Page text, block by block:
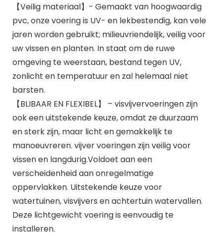
【Veilig materiaal】- Gemaakt van hoogwaardig
pvc, onze voering is UV- en lekbestendig, kan vele
jaren worden gebruikt; milieuvriendelijk, veilig voor
uw vissen en planten. In staat om de ruwe
omgeving te weerstaan, bestand tegen UV,
zonlicht en temperatuur en zal helemaal niet
barsten.
【BLIBAAR EN FLEXIBEL】 – visvijvervoeringen zijn
ook een uitstekende keuze, omdat ze duurzaam
en sterk zijn, maar licht en gemakkelijk te
manoeuvreren. vijver voeringen zijn veilig voor
vissen en langdurig.Voldoet aan een
verscheidenheid aan onregelmatige
oppervlakken. Uitstekende keuze voor
watertuinen, visvijvers en achtertuin watervallen.
Deze lichtgewicht voering is eenvoudig te
installeren.